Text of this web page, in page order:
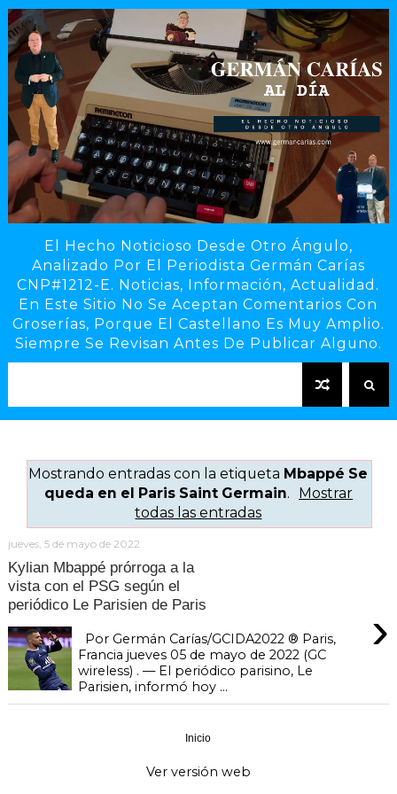
El Hecho Noticioso Desde Otro Ángulo,
Analizado Por El Periodista Germán Carías
CNP#1212-E. Noticias, Información, Actualidad.
En Este Sitio No Se Aceptan Comentarios Con
Groserías, Porque El Castellano Es Muy Amplio.
Siempre Se Revisan Antes De Publicar Alguno.
Mostrando entradas con la etiqueta Mbappé Se
queda en el Paris Saint Germain.
Mostrar
todas las entradas
jueves, 5 de mayo de 2022
Kylian Mbappé prórroga a la
vista con el PSG según el
periódico Le Parisien de Paris
›
Por Germán Carías/GCIDA2022 ®️ Paris,
Francia jueves 05 de mayo de 2022 (GC
wireless) . — El periódico parisino, Le
Parisien, informó hoy ...
Inicio
Ver versión web